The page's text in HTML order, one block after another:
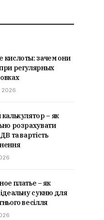
зачем они
регулярных
2026
– як
розрахувати
та вартість
платье – як
сукню для
весілля